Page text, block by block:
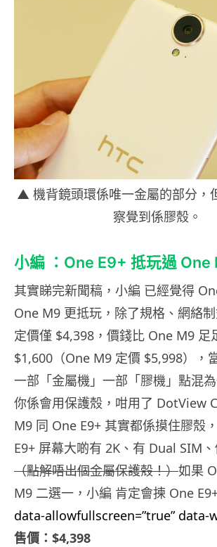
▲ 機背鏡頭環係唯一金屬的部分，
察覺到係膠殼。
小編 ：One E9+ 抵玩過 One
其實睇完新聞稿，小編 已經覺得
One M9 更抵玩，除了規格、網絡
定價僅 $4,398，價錢比 One M9 足
$1,600（One M9 定價 $5,998），
一部「金屬機」一部「膠機」點混
你係會用保護殼，咁用了 DotView
M9 同 One E9+ 其實都係摸住膠殼
E9+ 屏幕大啲有 2K、有 Dual SIM、
（點解唔出個金屬保護殼！）如果
M9 二選一，小編 肯定會揀 One
data-allowfullscreen=”true” data-
售價：$4,398